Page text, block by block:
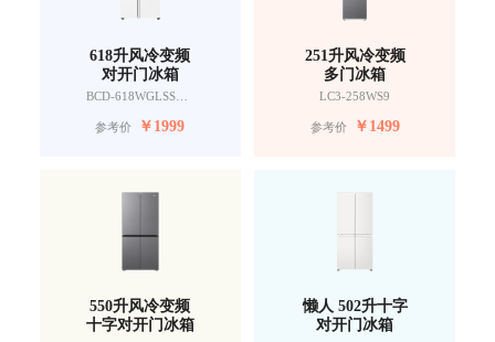
618升风冷变频
对开门冰箱
BCD-618WGLSSEDW9
参考价 ￥1999
251升风冷变频
多门冰箱
LC3-258WS9
参考价 ￥1499
550升风冷变频
十字对开门冰箱
懒人 502升十字
对开门冰箱